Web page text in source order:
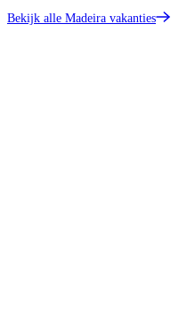
Bekijk alle Madeira vakanties